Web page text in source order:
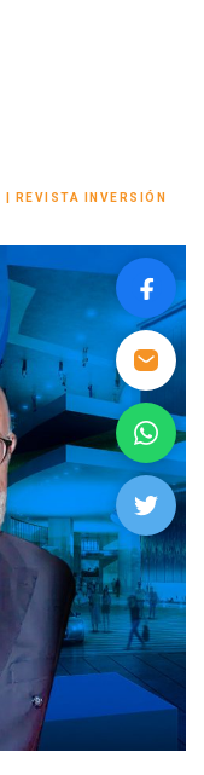
REVISTA INVERSIÓN